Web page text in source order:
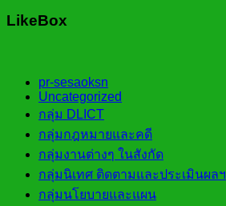
LikeBox
pr-sesaoksn
Uncategorized
กลุ่ม DLICT
กลุ่มกฎหมายและคดี
กลุ่มงานต่างๆ ในสังกัด
กลุ่มนิเทศ ติดตามและประเมินผลฯ
กลุ่มนโยบายและแผน